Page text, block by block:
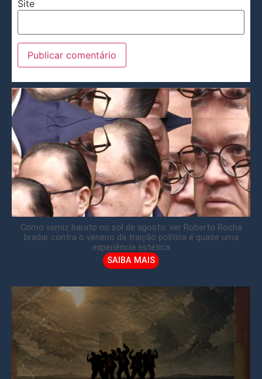
Site
Como verniz barato no sol de agosto: ver Roberto Rocha
bradar contra o veneno da traição política é quase uma
experiência estética
SAIBA MAIS